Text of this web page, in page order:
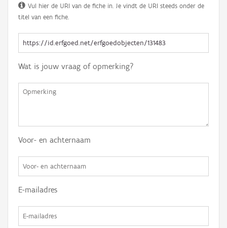
Vul hier de URI van de fiche in. Je vindt de URI steeds onder de
titel van een fiche.
Wat is jouw vraag of opmerking?
Voor- en achternaam
E-mailadres